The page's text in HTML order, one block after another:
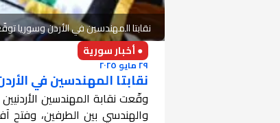
نقابتا المهندسين في الأردن وسوريا
● أخبار سورية
٢٩ مايو ٢٠٢٥
نقابتا المهندسين في
وقّعت نقابة المهندسين
والهندسي بين الطرفين، وفتح